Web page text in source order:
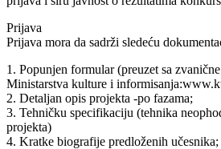
Prijava
Prijava mora da sadrži sledeću
1. Popunjen formular (preuzet sa
Ministarstva kulture i
2. Detaljan opis projekta -po fazama;
3. Tehničku specifikaciju (tehnika
projekta)
4. Kratke biografije predloženih učesnika;